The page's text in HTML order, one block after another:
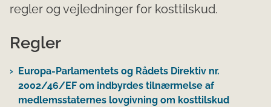
regler og vejledninger for kosttilskud.
Regler
Europa-Parlamentets og Rådets Direktiv nr.
2002/46/EF om indbyrdes tilnærmelse af
medlemsstaternes lovgivning om kosttilskud